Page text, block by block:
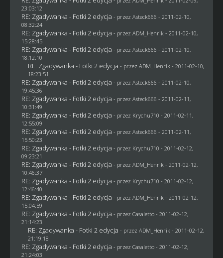
23:03:12
RE: Zgadywanka - Fotki 2 edycja - przez Asteck666 - 2011-02-10,
08:32:24
RE: Zgadywanka - Fotki 2 edycja - przez ADM_Henrik- 2011-02-10,
15:28:45
RE: Zgadywanka - Fotki 2 edycja - przez Asteck666 - 2011-02-10,
18:12:10
RE: Zgadywanka - Fotki 2 edycja - przez ADM_Henrik- 2011-02-10,
18:23:51
RE: Zgadywanka - Fotki 2 edycja - przez Asteck666 - 2011-02-10,
19:45:36
RE: Zgadywanka - Fotki 2 edycja - przez Asteck666 - 2011-02-11,
10:31:49
RE: Zgadywanka - Fotki 2 edycja - przez Krychu710 - 2011-02-11,
12:55:09
RE: Zgadywanka - Fotki 2 edycja - przez Asteck666 - 2011-02-11,
15:50:23
RE: Zgadywanka - Fotki 2 edycja - przez Krychu710 - 2011-02-12,
09:23:21
RE: Zgadywanka - Fotki 2 edycja - przez ADM_Henrik- 2011-02-12,
10:46:37
RE: Zgadywanka - Fotki 2 edycja - przez Krychu710 - 2011-02-12,
12:46:40
RE: Zgadywanka - Fotki 2 edycja - przez ADM_Henrik- 2011-02-12,
15:04:59
RE: Zgadywanka - Fotki 2 edycja - przez Casaletto- 2011-02-12,
21:14:23
RE: Zgadywanka - Fotki 2 edycja - przez ADM_Henrik- 2011-02-12,
21:19:18
RE: Zgadywanka - Fotki 2 edycja - przez Casaletto- 2011-02-12,
21:24:03